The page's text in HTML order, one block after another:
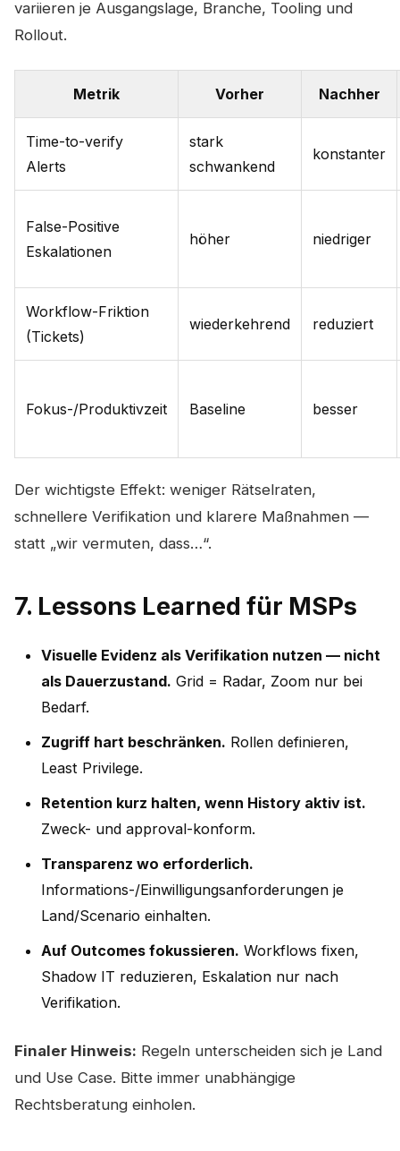
variieren je Ausgangslage, Branche, Tooling und
Rollout.
Metrik Vorher Nachher
Time-to-verify
Alerts
stark
schwankend
konstanter
False-Positive
Eskalationen
höher niedriger
Workflow-Friktion
(Tickets)
wiederkehrend reduziert
Fokus-/Produktivzeit Baseline besser
Der wichtigste Effekt: weniger Rätselraten,
schnellere Verifikation und klarere Maßnahmen —
statt „wir vermuten, dass…“.
7. Lessons Learned für MSPs
Visuelle Evidenz als Verifikation nutzen — nicht
als Dauerzustand. Grid = Radar, Zoom nur bei
Bedarf.
Zugriff hart beschränken. Rollen definieren,
Least Privilege.
Retention kurz halten, wenn History aktiv ist.
Zweck- und approval-konform.
Transparenz wo erforderlich.
Informations-/Einwilligungsanforderungen je
Land/Scenario einhalten.
Auf Outcomes fokussieren. Workflows fixen,
Shadow IT reduzieren, Eskalation nur nach
Verifikation.
Finaler Hinweis: Regeln unterscheiden sich je Land
und Use Case. Bitte immer unabhängige
Rechtsberatung einholen.